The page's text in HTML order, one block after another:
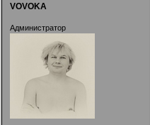
VOVOKA
Администратор